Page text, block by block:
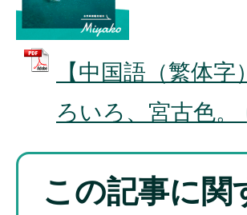
【中国語（繁体
ろいろ、宮古色。
この記事に関